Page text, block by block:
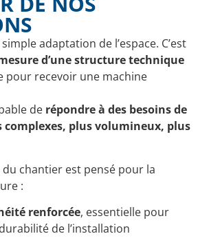
adaptation de l’espace. C’est
d’une structure technique
pour recevoir une machine
de répondre à des besoins de
plus volumineux, plus
chantier est pensé pour la
:
renforcée, essentielle pour
de l’installation